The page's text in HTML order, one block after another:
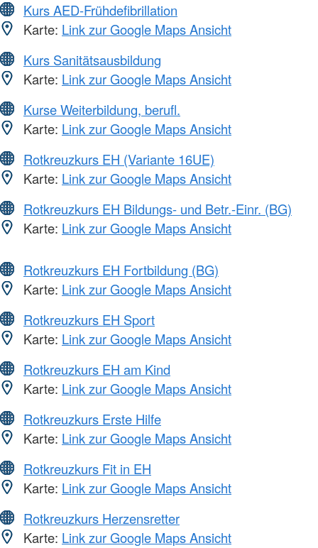
Kurs AED-Frühdefibrillation
Karte: Link zur Google Maps Ansicht
Kurs Sanitätsausbildung
Karte: Link zur Google Maps Ansicht
Kurse Weiterbildung, berufl.
Karte: Link zur Google Maps Ansicht
Rotkreuzkurs EH (Variante 16UE)
Karte: Link zur Google Maps Ansicht
Rotkreuzkurs EH Bildungs- und Betr.-Einr. (BG)
Karte: Link zur Google Maps Ansicht
Rotkreuzkurs EH Fortbildung (BG)
Karte: Link zur Google Maps Ansicht
Rotkreuzkurs EH Sport
Karte: Link zur Google Maps Ansicht
Rotkreuzkurs EH am Kind
Karte: Link zur Google Maps Ansicht
Rotkreuzkurs Erste Hilfe
Karte: Link zur Google Maps Ansicht
Rotkreuzkurs Fit in EH
Karte: Link zur Google Maps Ansicht
Rotkreuzkurs Herzensretter
Karte: Link zur Google Maps Ansicht